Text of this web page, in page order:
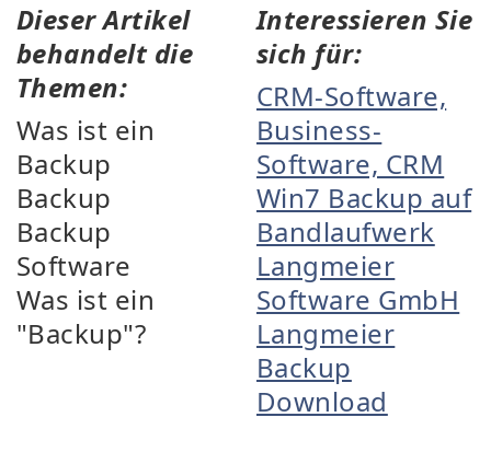
Dieser Artikel
behandelt die
Themen:
Was ist ein
Backup
Backup
Backup
Software
Was ist ein
"Backup"?
Interessieren Sie
sich für:
CRM-Software,
Business-
Software, CRM
Win7 Backup auf
Bandlaufwerk
Langmeier
Software GmbH
Langmeier
Backup
Download